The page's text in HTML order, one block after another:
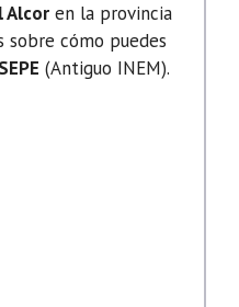
Alcor en la provincia
sobre cómo puedes
SEPE (Antiguo INEM).